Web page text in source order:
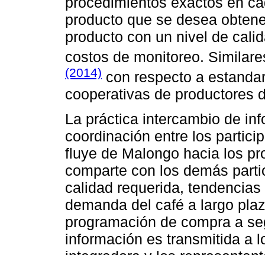
producto que se desea
producto con un nivel de
costos de monitoreo.
(2014) con respecto a
cooperativas de productores
La práctica intercambio de
coordinación entre los
fluye de Malongo hacia los
comparte con los demás
calidad requerida,
demanda del café a largo
programación de compra a
información es transmitida a